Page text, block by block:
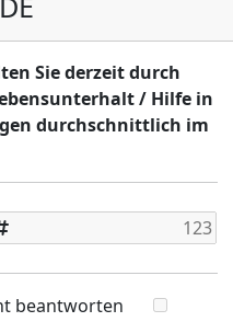
Sie derzeit durch
/ Hilfe in
durchschnittlich im
beantworten